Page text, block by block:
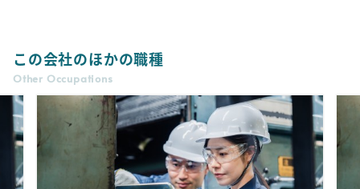
この会社のほかの職種
Other Occupations